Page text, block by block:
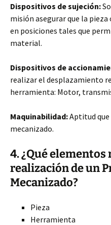
Dispositivos de sujeción:
misión asegurar que la
en posiciones tales que
material.
Dispositivos de
realizar el desplazamiento
herramienta: Motor,
Maquinabilidad:Aptitud
mecanizado.
4. ¿Qué
realización de un
Mecanizado?
Pieza
Herramienta